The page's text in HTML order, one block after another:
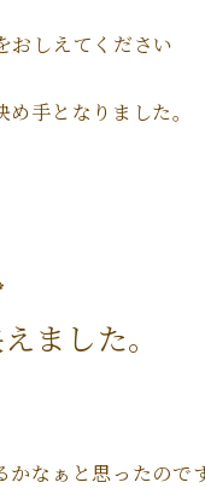
おしえてください
手となりました。
ました。
なぁと思ったので